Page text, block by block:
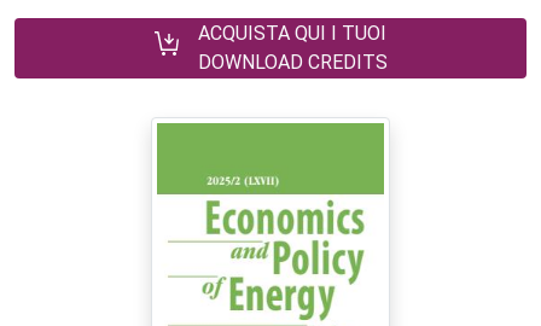
ACQUISTA QUI I TUOI
DOWNLOAD CREDITS